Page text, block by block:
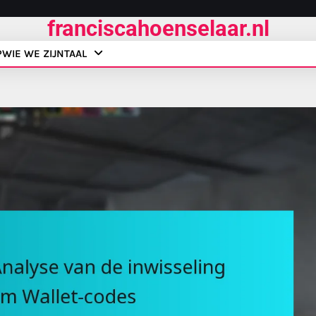
franciscahoenselaar.nl
WIE WE ZIJNTAAL